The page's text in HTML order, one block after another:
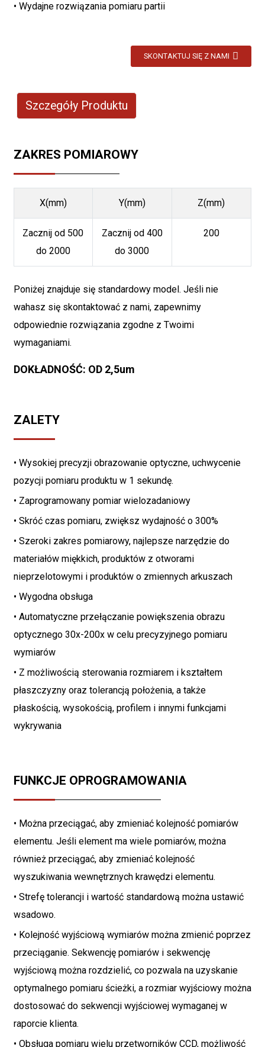
• Wydajne rozwiązania pomiaru partii
SKONTAKTUJ SIĘ Z NAMI
Szczegóły Produktu
ZAKRES POMIAROWY
X(mm) Y(mm) Z(mm)
Zacznij od 500
do 2000
Zacznij od 400
do 3000
200
Poniżej znajduje się standardowy model. Jeśli nie
wahasz się skontaktować z nami, zapewnimy
odpowiednie rozwiązania zgodne z Twoimi
wymaganiami.
DOKŁADNOŚĆ: OD 2,5um
ZALETY
• Wysokiej precyzji obrazowanie optyczne, uchwycenie
pozycji pomiaru produktu w 1 sekundę.
• Zaprogramowany pomiar wielozadaniowy
• Skróć czas pomiaru, zwiększ wydajność o 300%
• Szeroki zakres pomiarowy, najlepsze narzędzie do
materiałów miękkich, produktów z otworami
nieprzelotowymi i produktów o zmiennych arkuszach
• Wygodna obsługa
• Automatyczne przełączanie powiększenia obrazu
optycznego 30x-200x w celu precyzyjnego pomiaru
wymiarów
• Z możliwością sterowania rozmiarem i kształtem
płaszczyzny oraz tolerancją położenia, a także
płaskością, wysokością, profilem i innymi funkcjami
wykrywania
FUNKCJE OPROGRAMOWANIA
• Można przeciągać, aby zmieniać kolejność pomiarów
elementu. Jeśli element ma wiele pomiarów, można
również przeciągać, aby zmieniać kolejność
wyszukiwania wewnętrznych krawędzi elementu.
• Strefę tolerancji i wartość standardową można ustawić
wsadowo.
• Kolejność wyjściową wymiarów można zmienić poprzez
przeciąganie. Sekwencję pomiarów i sekwencję
wyjściową można rozdzielić, co pozwala na uzyskanie
optymalnego pomiaru ścieżki, a rozmiar wyjściowy można
dostosować do sekwencji wyjściowej wymaganej w
raporcie klienta.
• Obsługa pomiaru wielu przetworników CCD, możliwość